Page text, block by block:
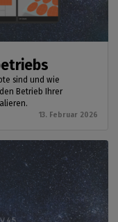
sind und wie
Betrieb Ihrer
13. Februar 2026